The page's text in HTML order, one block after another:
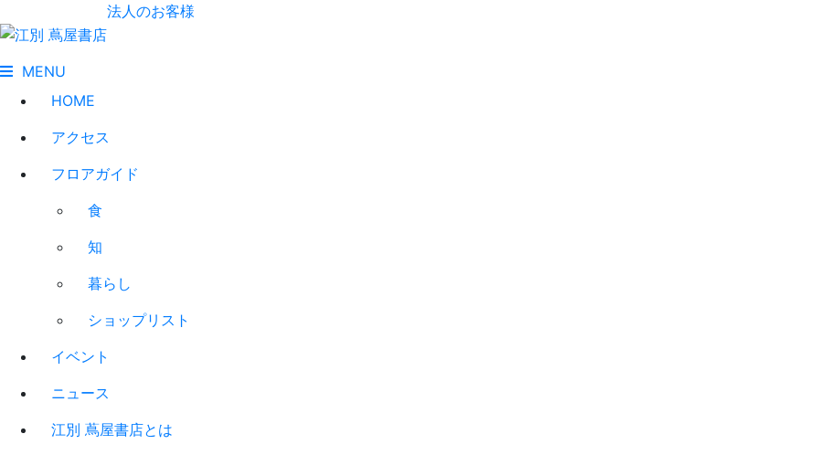
法人のお客様
MENU
HOME
アクセス
フロアガイド
食
知
暮らし
ショップリスト
イベント
ニュース
江別 蔦屋書店とは